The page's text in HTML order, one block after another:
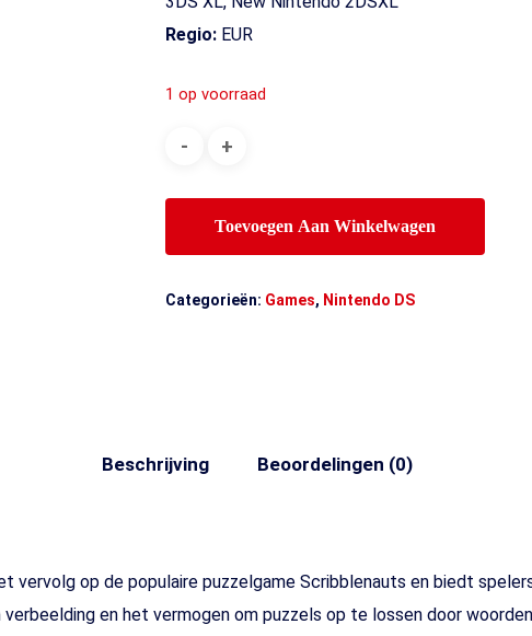
Regio: EUR
1 op voorraad
Toevoegen Aan Winkelwagen
Categorieën: Games, Nintendo DS
Beschrijving Beoordelingen (0)
vervolg op de populaire puzzelgame Scribblenauts en biedt
en het vermogen om puzzels op te lossen door